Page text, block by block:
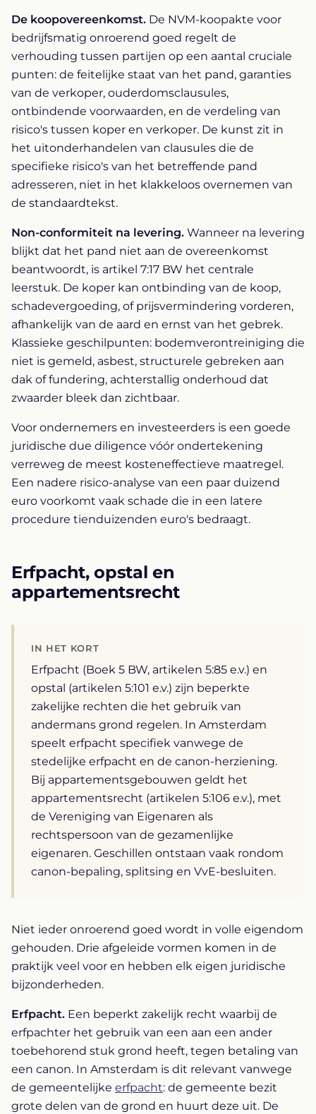
De koopovereenkomst. De NVM-koopakte voor
bedrijfsmatig onroerend goed regelt de
verhouding tussen partijen op een aantal cruciale
punten: de feitelijke staat van het pand, garanties
van de verkoper, ouderdomsclausules,
ontbindende voorwaarden, en de verdeling van
risico's tussen koper en verkoper. De kunst zit in
het uitonderhandelen van clausules die de
specifieke risico's van het betreffende pand
adresseren, niet in het klakkeloos overnemen van
de standaardtekst.
Non-conformiteit na levering. Wanneer na levering
blijkt dat het pand niet aan de overeenkomst
beantwoordt, is artikel 7:17 BW het centrale
leerstuk. De koper kan ontbinding van de koop,
schadevergoeding, of prijsvermindering vorderen,
afhankelijk van de aard en ernst van het gebrek.
Klassieke geschilpunten: bodemverontreiniging die
niet is gemeld, asbest, structurele gebreken aan
dak of fundering, achterstallig onderhoud dat
zwaarder bleek dan zichtbaar.
Voor ondernemers en investeerders is een goede
juridische due diligence vóór ondertekening
verreweg de meest kosteneffectieve maatregel.
Een nadere risico-analyse van een paar duizend
euro voorkomt vaak schade die in een latere
procedure tienduizenden euro's bedraagt.
Erfpacht, opstal en
appartementsrecht
IN HET KORT
Erfpacht (Boek 5 BW, artikelen 5:85 e.v.) en
opstal (artikelen 5:101 e.v.) zijn beperkte
zakelijke rechten die het gebruik van
andermans grond regelen. In Amsterdam
speelt erfpacht specifiek vanwege de
stedelijke erfpacht en de canon-herziening.
Bij appartementsgebouwen geldt het
appartementsrecht (artikelen 5:106 e.v.), met
de Vereniging van Eigenaren als
rechtspersoon van de gezamenlijke
eigenaren. Geschillen ontstaan vaak rondom
canon-bepaling, splitsing en VvE-besluiten.
Niet ieder onroerend goed wordt in volle eigendom
gehouden. Drie afgeleide vormen komen in de
praktijk veel voor en hebben elk eigen juridische
bijzonderheden.
Erfpacht. Een beperkt zakelijk recht waarbij de
erfpachter het gebruik van een aan een ander
toebehorend stuk grond heeft, tegen betaling van
een canon. In Amsterdam is dit relevant vanwege
de gemeentelijke erfpacht: de gemeente bezit
grote delen van de grond en huurt deze uit. De